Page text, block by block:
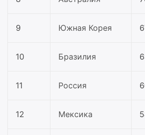
9 Южная Корея
10 Бразилия
11 Россия
12 Мексика